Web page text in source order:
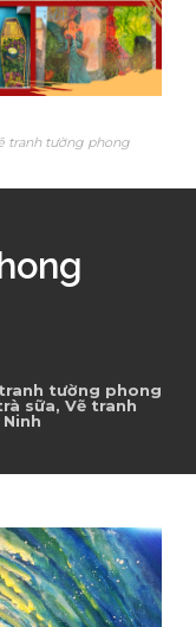
tranh tường phong
tường phong
sữa, Vẽ tranh